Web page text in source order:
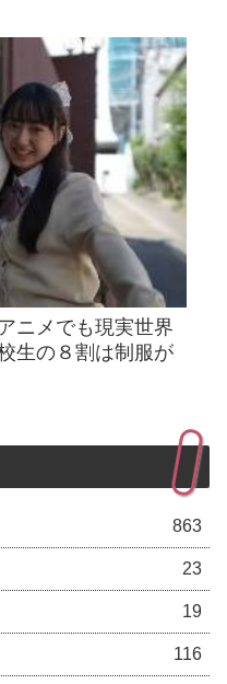
ニメでも現実世界
生の８割は制服が
863
23
19
116